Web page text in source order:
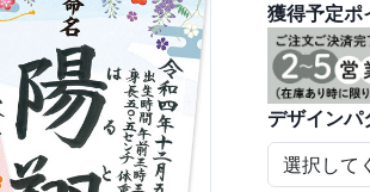
獲得予定ポ
デザインパ